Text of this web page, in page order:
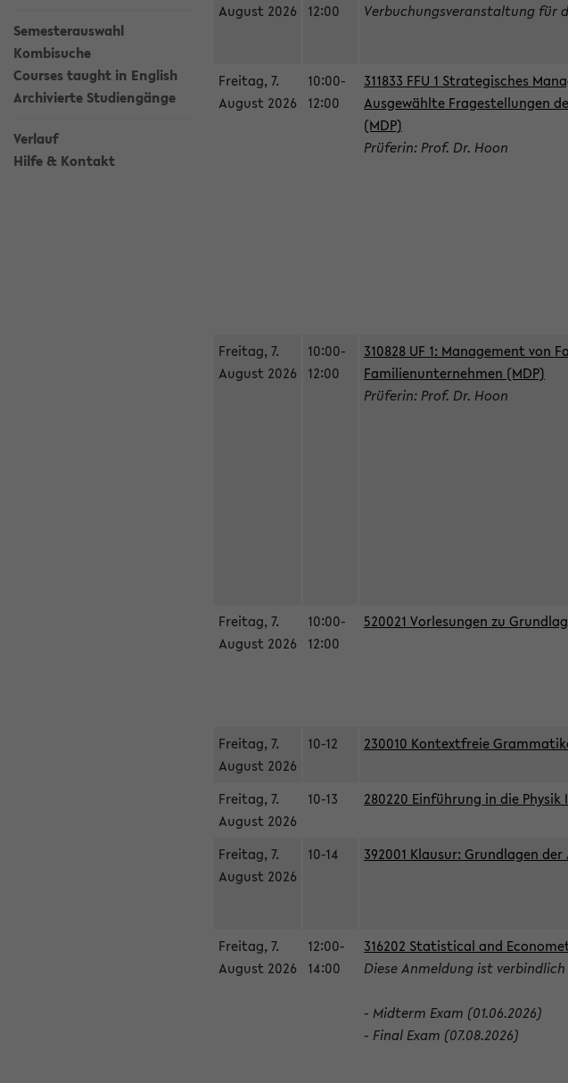
Semesterauswahl
Kombisuche
Courses taught in English
Archivierte Studiengänge
Verlauf
Hilfe & Kontakt
August 2026
12:00
Verbuchungsveranstaltung für
Freitag, 7.
August 2026
10:00-
12:00
311833 FFU 1 Strategisches
Ausgewählte Fragestellungen
(MDP)
Prüferin: Prof. Dr. Hoon
Freitag, 7.
August 2026
10:00-
12:00
310828 UF 1: Management von
Familienunternehmen (MDP)
Prüferin: Prof. Dr. Hoon
Freitag, 7.
August 2026
10:00-
12:00
520021 Vorlesungen zu
Freitag, 7.
August 2026
10-12 230010 Kontextfreie
Freitag, 7.
August 2026
10-13 280220 Einführung in die Physik
Freitag, 7.
August 2026
10-14 392001 Klausur: Grundlagen
Freitag, 7.
August 2026
12:00-
14:00
316202 Statistical and
Diese Anmeldung ist
- Midterm Exam (01.06.2026)
- Final Exam (07.08.2026)